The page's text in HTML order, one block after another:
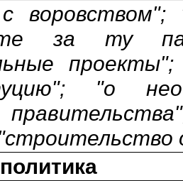
воровством";
за ту
"о